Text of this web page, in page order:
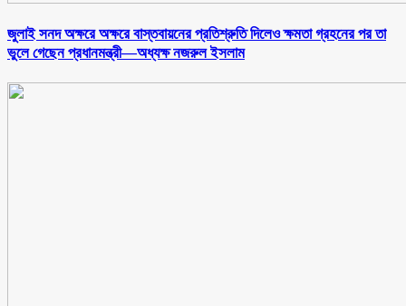
জুলাই সনদ অক্ষরে অক্ষরে বাস্তবায়নের প্রতিশ্রুতি দিলেও ক্ষমতা গ্রহনের পর তা
ভুলে গেছেন প্রধানমন্ত্রী—অধ্যক্ষ নজরুল ইসলাম